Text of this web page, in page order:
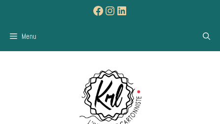
contenu
Facebook
Instagram
LinkedIn
Menu